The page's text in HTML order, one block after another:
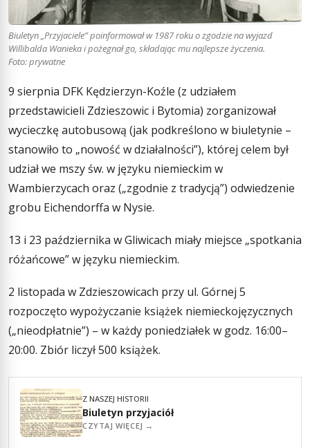
Biuletyn „Przyjaciele” poinformował w 1987 roku o zgodzie na wyjazd
Willibalda Wanieka i pożegnał go, składając mu najlepsze życzenia.
Foto: prywatne
9 sierpnia DFK Kędzierzyn-Koźle (z udziałem
przedstawicieli Zdzieszowic i Bytomia) zorganizował
wycieczkę autobusową (jak podkreślono w biuletynie –
stanowiło to „nowość w działalności”), której celem był
udział we mszy św. w języku niemieckim w
Wambierzycach oraz („zgodnie z tradycją”) odwiedzenie
grobu Eichendorffa w Nysie.
13 i 23 października w Gliwicach miały miejsce „spotkania
różańcowe” w języku niemieckim.
2 listopada w Zdzieszowicach przy ul. Górnej 5
rozpoczęto wypożyczanie książek niemieckojęzycznych
(„nieodpłatnie”) – w każdy poniedziałek w godz. 16:00–
20:00. Zbiór liczył 500 książek.
Z NASZEJ HISTORII
Biuletyn przyjaciół
CZYTAJ WIĘCEJ →